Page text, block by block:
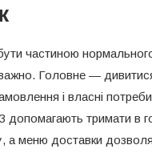
частиною
Головне —
і власні
тримати в
а меню доставки